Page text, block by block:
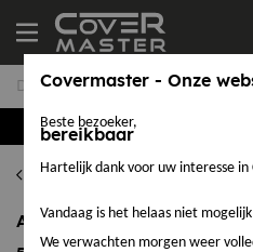
Zwarte daktrimmen
Aluminium Binnenhoek
Covermaster - Onze
bereikbaar
Beste bezoeker,
Hartelijk dank voor uw interesse in
Vandaag is het helaas niet
We verwachten morgen weer